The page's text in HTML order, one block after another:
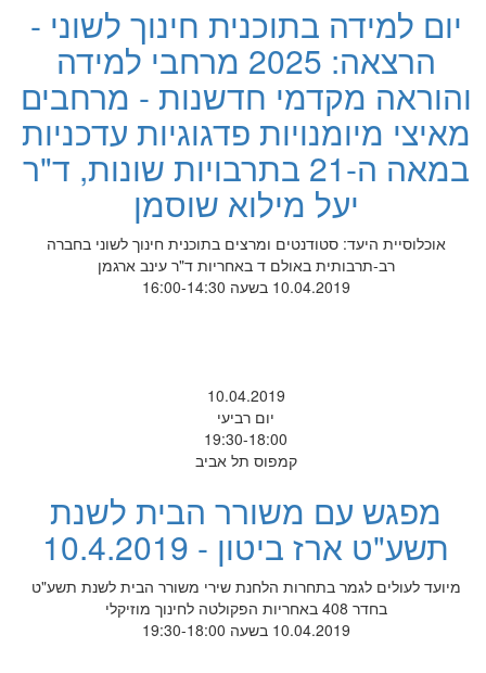
יום למידה בתוכנית חינוך לשוני -
הרצאה: 2025 מרחבי למידה
והוראה מקדמי חדשנות - מרחבים
מאיצי מיומנויות פדגוגיות עדכניות
במאה ה-21 בתרבויות שונות, ד"ר
יעל מילוא שוסמן
אוכלוסיית היעד: סטודנטים ומרצים בתוכנית חינוך לשוני בחברה
רב-תרבותית באולם ד באחריות ד"ר עינב ארגמן
10.04.2019 בשעה 16:00-14:30
10.04.2019
יום רביעי
19:30-18:00
קמפוס תל אביב
מפגש עם משורר הבית לשנת
תשע"ט ארז ביטון - 10.4.2019
מיועד לעולים לגמר בתחרות הלחנת שירי משורר הבית לשנת תשע"ט
בחדר 408 באחריות הפקולטה לחינוך מוזיקלי
10.04.2019 בשעה 19:30-18:00